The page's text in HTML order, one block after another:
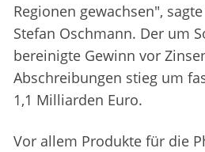
Regionen gewachsen",
Stefan Oschmann. Der um
bereinigte Gewinn vor
Abschreibungen stieg um
1,1 Milliarden Euro.
Vor allem Produkte für die